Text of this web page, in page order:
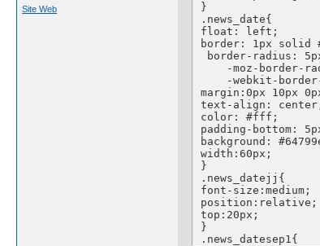
Site Web
}
.news_date{
float: left;
border: 1px solid
border-radius:
-moz-border-
-webkit-
margin:0px 10px
text-align:
color: #fff;
padding-bottom:
background:
width:60px;
}
.news_datejj{
font-size:medium;
position:relative;
top:20px;
}
.news_datesep1{